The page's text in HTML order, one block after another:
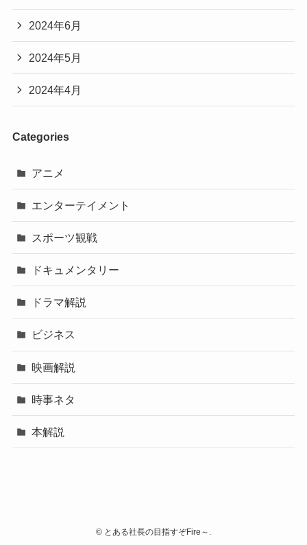
2024年6月
2024年5月
2024年4月
Categories
アニメ
エンターテイメント
スポーツ観戦
ドキュメンタリー
ドラマ解説
ビジネス
映画解説
時事ネタ
本解説
© とある社長の目指すぞFire～.